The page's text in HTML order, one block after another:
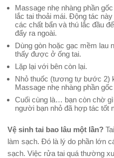
Massage nhẹ nhàng phần
lắc tai thoải mái. Động tác
các chất bẩn và thú lắc đầu
đẩy ra ngoài.
Dùng gòn hoặc gạc mềm lau
thấy được ở ống tai.
Lặp lại với bên còn lại.
Nhỏ thuốc (tương tự bước 2)
Massage nhẹ nhàng phần
Cuối cùng là… bạn còn chờ
người bạn nhỏ đã hợp tác tốt
Vệ sinh tai bao lâu một lần?
làm sạch. Đó là lý do phần lớn
sạch. Việc rửa tai quá thường